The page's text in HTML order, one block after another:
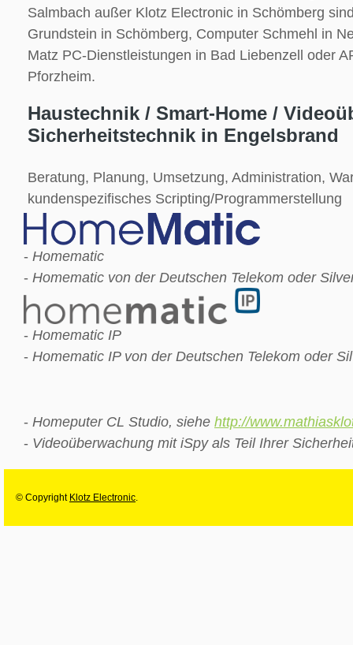
Salmbach außer Klotz Electronic in Schömberg
Grundstein in Schömberg, Computer Schmehl in
Matz PC-Dienstleistungen in Bad Liebenzell oder
Pforzheim.
Haustechnik / Smart-Home /
Sicherheitstechnik in Engelsbrand
Beratung, Planung, Umsetzung, Administration,
kundenspezifisches Scripting/Programmerstellung
- Homematic
- Homematic von der Deutschen Telekom oder
- Homematic IP
- Homematic IP von der Deutschen Telekom oder
- Homeputer CL Studio, siehe http://
- Videoüberwachung mit iSpy als Teil Ihrer
© Copyright Klotz Electronic.